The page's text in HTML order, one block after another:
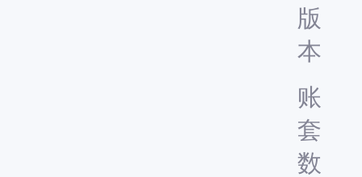
版
本
账
套
数